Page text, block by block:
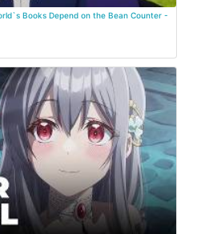
Books Depend on the Bean Counter -